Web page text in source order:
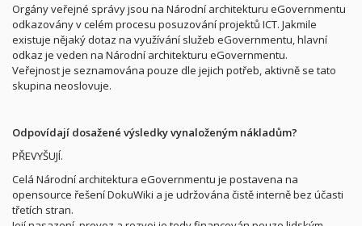
Orgány veřejné správy jsou na Národní architekturu eGovernmentu
odkazovány v celém procesu posuzování projektů ICT. Jakmile
existuje nějaký dotaz na využívání služeb eGovernmentu, hlavní
odkaz je veden na Národní architekturu eGovernmentu.
Veřejnost je seznamována pouze dle jejich potřeb, aktivně se tato
skupina neoslovuje.
Odpovídají dosažené výsledky vynaloženým nákladům?
PŘEVYŠUJÍ.
Celá Národní architektura eGovernmentu je postavena na
opensource řešení DokuWiki a je udržována čistě interně bez účasti
třetích stran.